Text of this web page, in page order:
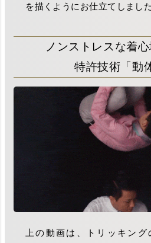
を描くようにお仕立てしました
ノンストレスな着
特許技術「動
上の動画は、トリッキン